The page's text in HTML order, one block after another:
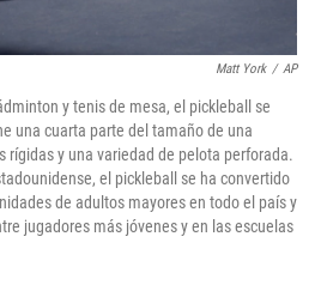
Matt York / AP
y tenis de mesa, el pickleball se
una cuarta parte del tamaño de una
rígidas y una variedad de pelota perforada.
el pickleball se ha convertido
de adultos mayores en todo el país y
jugadores más jóvenes y en las escuelas